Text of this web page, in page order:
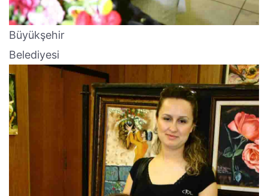
Büyükşehir
Belediyesi